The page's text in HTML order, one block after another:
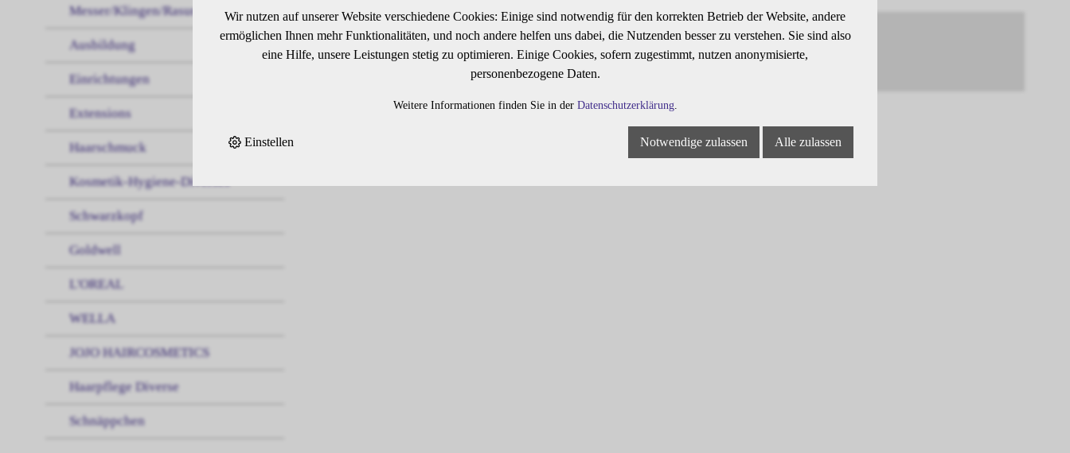
Messer/Klingen/Rasur
Ausbildung
Einrichtungen
Extensions
Haarschmuck
Kosmetik-Hygiene-Diverses
Schwarzkopf
Goldwell
L'OREAL
WELLA
JOJO HAIRCOSMETICS
Haarpflege Diverse
Schnäppchen
Metallwickler beflockt.
Wir nutzen auf unserer Website verschiedene Cookies: Einige sind notwendig für den korrekten Betrieb der Website, andere
ermöglichen Ihnen mehr Funktionalitäten, und noch andere helfen uns dabei, die Nutzenden besser zu verstehen. Sie sind also
eine Hilfe, unsere Leistungen stetig zu optimieren. Einige Cookies, sofern zugestimmt, nutzen anonymisierte,
personenbezogene Daten.
Weitere Informationen finden Sie in der Datenschutzerklärung.
Einstellen Notwendige zulassen Alle zulassen